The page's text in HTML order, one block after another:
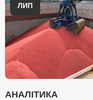
ЛИП
АНАЛІТИКА